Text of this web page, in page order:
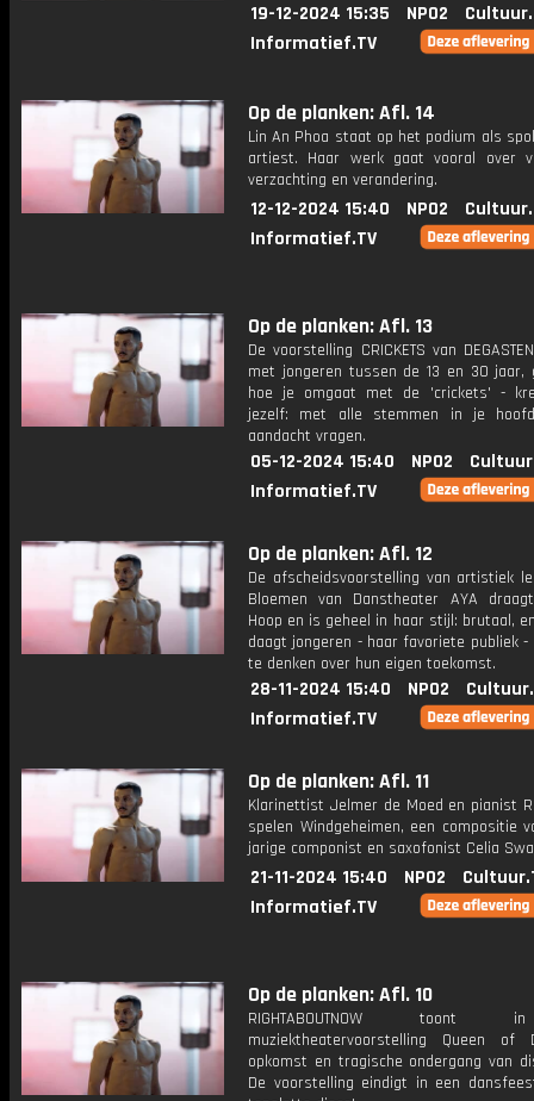
19-12-2024 15:35 NPO2
Informatief.TV
Op de planken: Afl. 14
Lin An Phoa staat op het podium als
artiest. Haar werk gaat vooral over
verzachting en verandering.
12-12-2024 15:40 NPO2
Informatief.TV
Op de planken: Afl. 13
De voorstelling CRICKETS van
met jongeren tussen de 13 en 30 jaar,
hoe je omgaat met de 'crickets' -
jezelf: met alle stemmen in je
aandacht vragen.
05-12-2024 15:40 NPO2
Informatief.TV
Op de planken: Afl. 12
De afscheidsvoorstelling van artistiek
Bloemen van Danstheater AYA
Hoop en is geheel in haar stijl: brutaal,
daagt jongeren - haar favoriete publiek
te denken over hun eigen toekomst.
28-11-2024 15:40 NPO2
Informatief.TV
Op de planken: Afl. 11
Klarinettist Jelmer de Moed en pianist
spelen Windgeheimen, een compositie
jarige componist en saxofonist Celia
21-11-2024 15:40 NPO2
Informatief.TV
Op de planken: Afl. 10
RIGHTABOUTNOW
muziektheatervoorstelling Queen of
opkomst en tragische ondergang van
De voorstelling eindigt in een